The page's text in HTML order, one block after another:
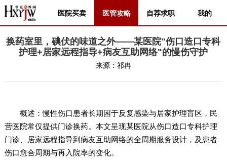
医院买卖 医管攻略 自荐求职 我的
换药室里，碘伏的味道之外——某医院"伤口造口专科
护理+居家远程指导+病友互助网络"的慢伤守护
来源： 祁冉
概述：慢性伤口患者长期困于反复感染与居家护理盲区，民
营医院常仅提供门诊换药。本文呈现某医院从伤口造口专科护理
门诊、居家远程指导到病友互助网络的全周期服务设计，及患者
伤口愈合周期与再入院率的变化。